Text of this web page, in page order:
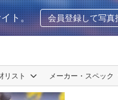
ト。 会員登録して写真
リスト メーカー・スペック